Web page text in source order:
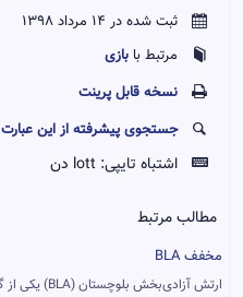
ثبت شده در 14 مرداد 1398
مرتبط بابازی
نسخه قابل پرينت
جستجوی پیشرفته از این عبارت
اشتباه تایپی: lott دن
مطالب مرتبط
مخفف BLA
ارتش آزادی‌بخش بلوچستان (BLA) یکی از گروه‌های تجزیه‌طلب در پ...